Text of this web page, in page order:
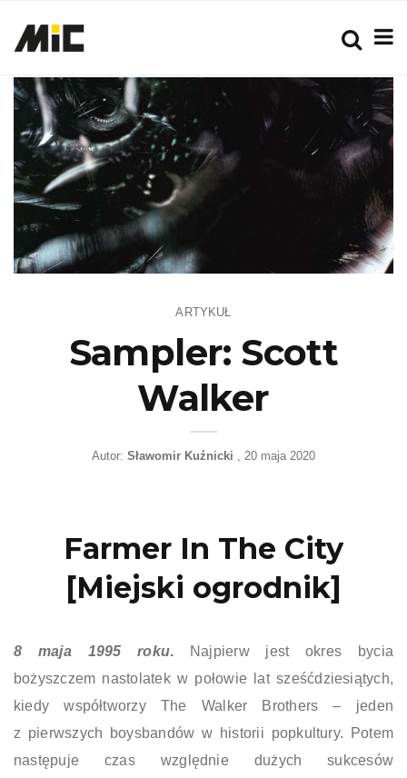
ARTYKUŁ
Sampler: Scott
Walker
Autor: Sławomir Kuźnicki 20 maja 2020
Farmer In The City
[Miejski ogrodnik]
8 maja 1995 roku. Najpierw jest okres bycia
bożyszczem nastolatek w połowie lat sześćdziesiątych,
kiedy współtworzy The Walker Brothers – jeden
z pierwszych boysbandów w historii popkultury. Potem
następuje czas względnie dużych sukcesów